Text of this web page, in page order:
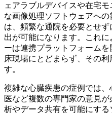
ェアラブルデバイスや在宅
な画像処理ソフトウェアへ
は、頻繁な通院を必要とせ
出が可能になります。これ
ーは連携プラットフォーム
床現場にとどまらず、その
す。
複雑な心臓疾患の症例では
医など複数の専門家の意見
析やデータ共有を可能にす